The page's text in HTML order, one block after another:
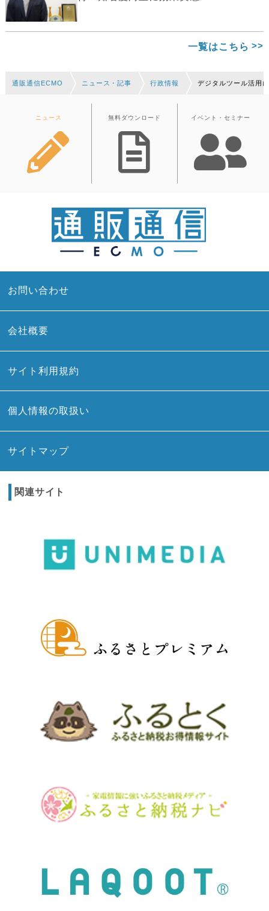
一覧はこちら
通販通信ECMO ニュース・記事 行政情報 デジタルツール活用
ニュース 無料ダウンロード イベント・セミナー
お問い合わせ
会社概要
サイト利用規約
個人情報の取扱い
サイトマップ
関連サイト